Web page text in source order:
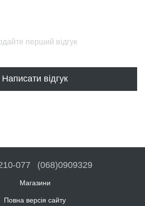
перший відгук
Написати відгук
077 (068)0909329
Магазини
Повна версія сайту